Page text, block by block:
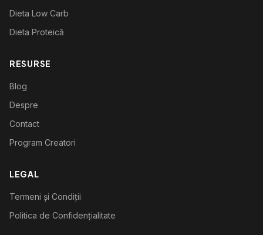
Dieta Low Carb
Dieta Proteică
RESURSE
Blog
Despre
Contact
Program Creatori
LEGAL
Termeni și Condiții
Politica de Confidențialitate